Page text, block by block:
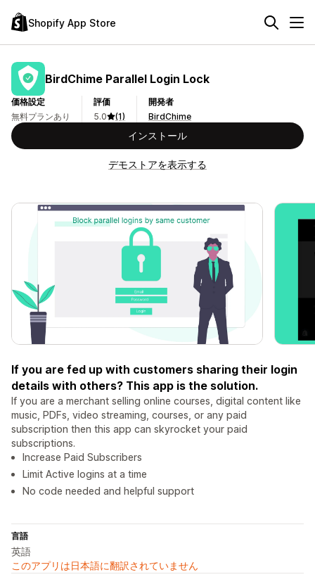
Shopify App Store
BirdChime Parallel Login Lock
価格設定
無料プランあり
評価
5.0
(1)
開発者
BirdChime
インストール
デモストアを表示する
If you are fed up with customers sharing their login
details with others? This app is the solution.
If you are a merchant selling online courses, digital content like
music, PDFs, video streaming, courses, or any paid
subscription then this app can skyrocket your paid
subscriptions.
Increase Paid Subscribers
Limit Active logins at a time
No code needed and helpful support
言語
英語
このアプリは日本語に翻訳されていません